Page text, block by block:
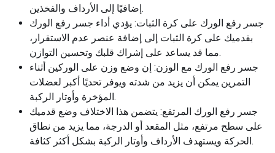
إضافيًا إلى الأرداف والفخذين.
جسر رفع الورك على كرة الثبات: يؤدي أداء جسر رفع الورك
بقدميك على كرة الثبات إلى إضافة عنصر عدم الاستقرار،
مما قد يساعد على إشراك قلبك وتحسين التوازن.
جسر رفع الورك مع الوزن: إن وضع وزن على الوركين أثناء
التمرين يمكن أن يزيد من شدته ويوفر تحديًا أكبر لعضلات
المؤخرة وأوتار الركبة.
جسر رفع الورك المرتفع: يتضمن هذا الاختلاف وضع قدميك
على سطح مرتفع، مثل المقعد أو الدرجة، مما يزيد من نطاق
الحركة ويستهدف الأرداف وأوتار الركبة بشكل أكثر كثافة.